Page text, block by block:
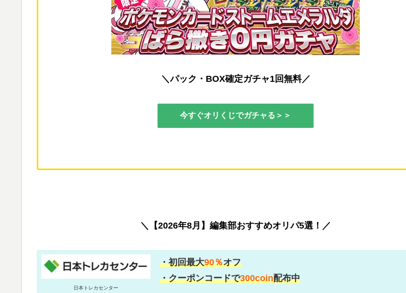
＼パック・BOX確定ガチャ1回無料／
今すぐオリくじでガチャる＞＞
＼【2026年8月】編集部おすすめオリパ5選！／
日本トレカセンター
・初回最大90％オフ
・クーポンコードで300coin配布中